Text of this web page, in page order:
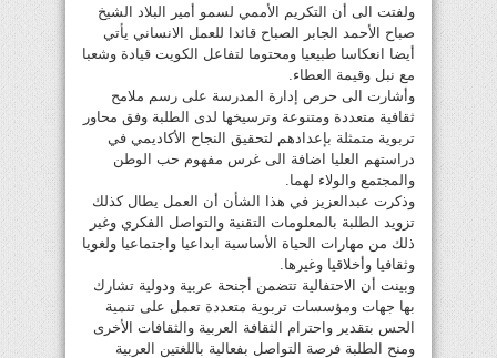
ولفتت الى أن التكريم الأممي لسمو أمير البلاد الشيخ
صباح الأحمد الجابر الصباح قائدا للعمل الانساني يأتي
أيضا انعكاسا طبيعيا ومحتوما لتفاعل الكويت قيادة وشعبا
مع نبل وقيمة العطاء.
وأشارت الى حرص إدارة المدرسة على رسم ملامح
ثقافية متعددة ومتنوعة وترسيخها لدى الطلبة وفق محاور
تربوية متمثلة بإعدادهم لتحقيق النجاح الأكاديمي في
دراستهم العليا اضافة الى غرس مفهوم حب الوطن
والمجتمع والولاء لهما.
وذكرت عبدالعزيز في هذا الشأن أن العمل يطال كذلك
تزويد الطلبة بالمعلومات التقنية والتواصل الفكري وغير
ذلك من مهارات الحياة الأساسية ابداعيا واجتماعيا ولغويا
وثقافيا وأخلاقيا وغيرها.
وبينت أن الاحتفالية تتضمن أجنحة عربية ودولية تشارك
بها جهات ومؤسسات تربوية متعددة تعمل على تنمية
الحس بتقدير واحترام الثقافة العربية والثقافات الأخرى
ومنح الطلبة فرصة التواصل بفعالية باللغتين العربية